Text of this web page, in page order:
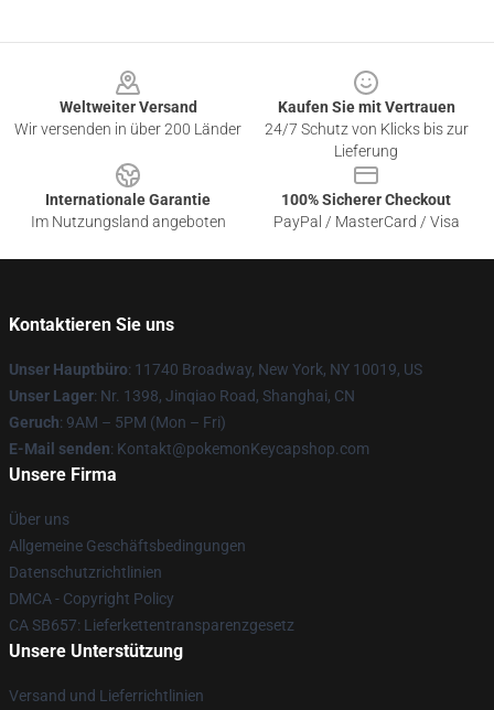
Weltweiter Versand
Wir versenden in über 200 Länder
Kaufen Sie mit Vertrauen
24/7 Schutz von Klicks bis zur
Lieferung
Internationale Garantie
Im Nutzungsland angeboten
100% Sicherer Checkout
PayPal / MasterCard / Visa
Kontaktieren Sie uns
Unser Hauptbüro: 11740 Broadway, New York, NY 10019, US
Unser Lager: Nr. 1398, Jinqiao Road, Shanghai, CN
Geruch: 9AM – 5PM (Mon – Fri)
E-Mail senden: Kontakt@pokemonKeycapshop.com
Unsere Firma
Über uns
Allgemeine Geschäftsbedingungen
Datenschutzrichtlinien
DMCA - Copyright Policy
CA SB657: Lieferkettentransparenzgesetz
Unsere Unterstützung
Versand und Lieferrichtlinien